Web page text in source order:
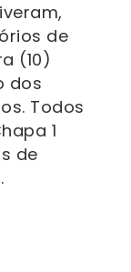
de
(10)
dos
Todos
1
de